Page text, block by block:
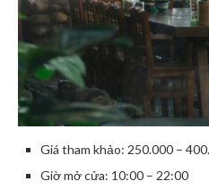
Giá tham khảo: 250.000 –
Giờ mở cửa: 10:00 – 22:00